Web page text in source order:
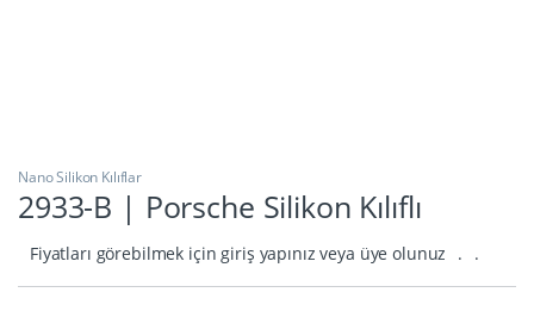
Nano Silikon Kılıflar
2933-B | Porsche Silikon Kılıflı
Fiyatları görebilmek için giriş yapınız veya üye olunuz . .